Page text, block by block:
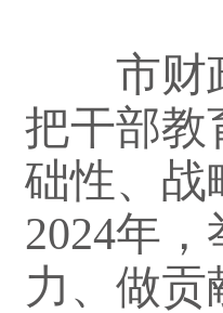
市财政
把干部教
础性、战
2024年，
力、做贡